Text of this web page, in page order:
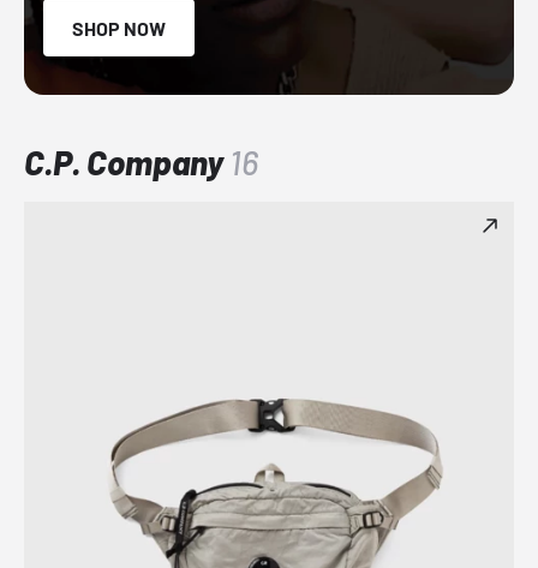
SHOP NOW
C.P. Company 16